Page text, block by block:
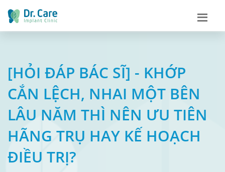
[HỎI ĐÁP BÁC SĨ] - KHỚP
CẮN LỆCH, NHAI MỘT BÊN
LÂU NĂM THÌ NÊN ƯU TIÊN
HÃNG TRỤ HAY KẾ HOẠCH
ĐIỀU TRỊ?